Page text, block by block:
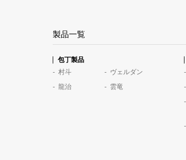
製品一覧
包丁製品
村斗
ヴェルダン
龍治
雲竜